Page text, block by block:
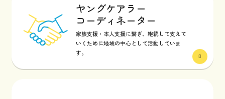
ヤングケアラー
コーディネーター
家族支援・本人支援に繋ぎ、継続して支えて
いくために地域の中心として活動していま
す。